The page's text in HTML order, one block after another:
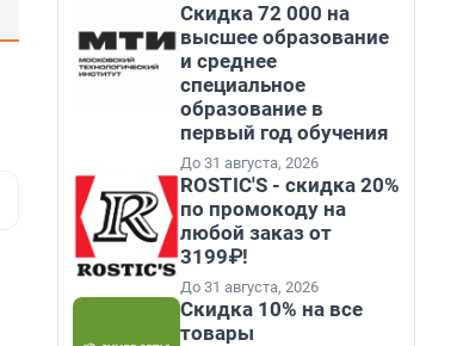
Скидка 72 000 на
высшее образование
и среднее
специальное
образование в
первый год обучения
До 31 августа, 2026
ROSTIC'S - скидка 20%
по промокоду на
любой заказ от
3199₽!
До 31 августа, 2026
Скидка 10% на все
товары